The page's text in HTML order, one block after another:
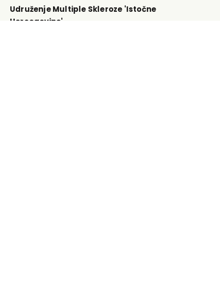
Udruženje Multiple Skleroze 'Istočne
Hercegovine'